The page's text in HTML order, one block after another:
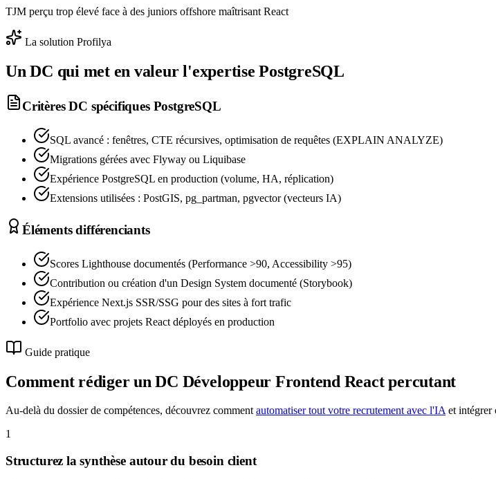
TJM perçu trop élevé face à des juniors offshore maîtrisant React
La solution Profilya
Un DC qui met en valeur l'expertisePostgreSQL
Critères DC spécifiques PostgreSQL
SQL avancé : fenêtres, CTE récursives, optimisation de requêtes (EXPLAIN ANALYZE)
Migrations gérées avec Flyway ou Liquibase
Expérience PostgreSQL en production (volume, HA, réplication)
Extensions utilisées : PostGIS, pg_partman, pgvector (vecteurs IA)
Éléments différenciants
Scores Lighthouse documentés (Performance >90, Accessibility >95)
Contribution ou création d'un Design System documenté (Storybook)
Expérience Next.js SSR/SSG pour des sites à fort trafic
Portfolio avec projets React déployés en production
Guide pratique
Comment rédiger un DC Développeur Frontend Reactpercutant
Au-delà du dossier de compétences, découvrez comment automatiser tout votre recrutement avec l'IA et intégrer
1
Structurez la synthèse autour du besoin client